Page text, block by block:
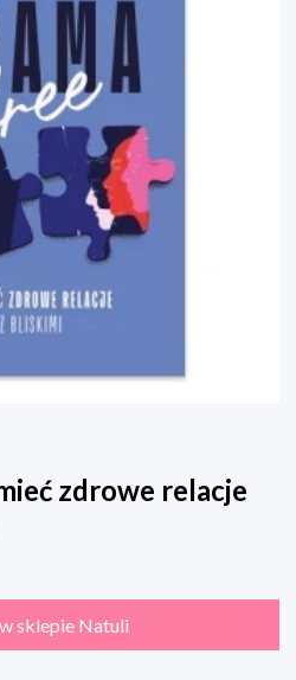
zdrowe relacje
sklepie Natuli